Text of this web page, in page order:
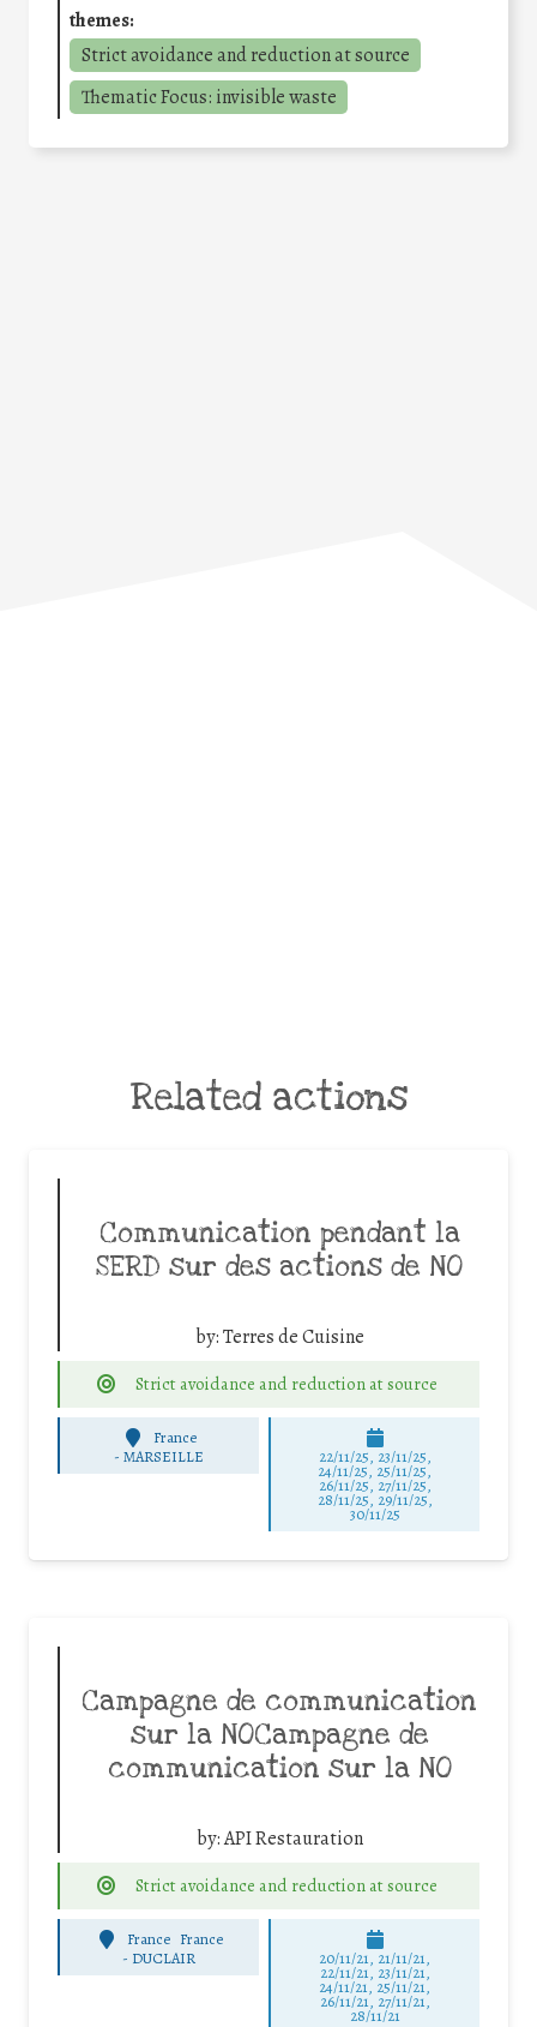
themes:
Strict avoidance and reduction at source
Thematic Focus: invisible waste
Related actions
Communication pendant la
SERD sur des actions de NO
by:Terres de Cuisine
Strict avoidance and reduction at source
France
-MARSEILLE 22/11/25, 23/11/25,
24/11/25, 25/11/25,
26/11/25, 27/11/25,
28/11/25, 29/11/25,
30/11/25
Campagne de communication
sur la NOCampagne de
communication sur la NO
by:API Restauration
Strict avoidance and reduction at source
France France
- DUCLAIR 20/11/21, 21/11/21,
22/11/21, 23/11/21,
24/11/21, 25/11/21,
26/11/21, 27/11/21,
28/11/21